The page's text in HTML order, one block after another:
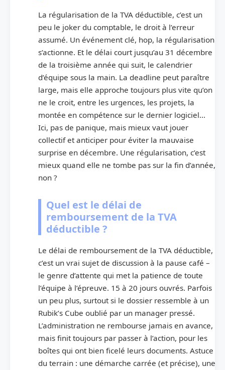
La régularisation de la TVA déductible, c’est un
peu le joker du comptable, le droit à l’erreur
assumé. Un événement clé, hop, la régularisation
s’actionne. Et le délai court jusqu’au 31 décembre
de la troisième année qui suit, le calendrier
d’équipe sous la main. La deadline peut paraître
large, mais elle approche toujours plus vite qu’on
ne le croit, entre les urgences, les projets, la
montée en compétence sur le dernier logiciel…
Ici, pas de panique, mais mieux vaut jouer
collectif et anticiper pour éviter la mauvaise
surprise en décembre. Une régularisation, c’est
mieux quand elle ne tombe pas sur la fin d’année,
non ?
Quel est le délai de
remboursement de la TVA
déductible ?
Le délai de remboursement de la TVA déductible,
c’est un vrai sujet de discussion à la pause café –
le genre d’attente qui met la patience de toute
l’équipe à l’épreuve. 15 à 20 jours ouvrés. Parfois
un peu plus, surtout si le dossier ressemble à un
Rubik’s Cube oublié par un manager pressé.
L’administration ne rembourse jamais en avance,
mais finit toujours par passer à l’action, pour les
boîtes qui ont bien ficelé leurs documents. Astuce
du terrain : une démarche carrée (et précise), une